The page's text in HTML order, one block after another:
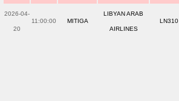
2026-04-
20
11:00:00 MITIGA
LIBYAN ARAB
AIRLINES
LN310